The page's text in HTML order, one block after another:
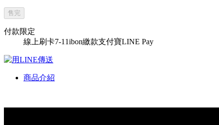
售完
付款限定
線上刷卡7-11ibon繳款支付寶LINE Pay
商品介紹